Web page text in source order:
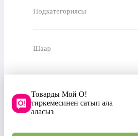
Подкатегориясы
Шаар
Товарды Мой О!
тиркемесинен сатып ала
аласыз